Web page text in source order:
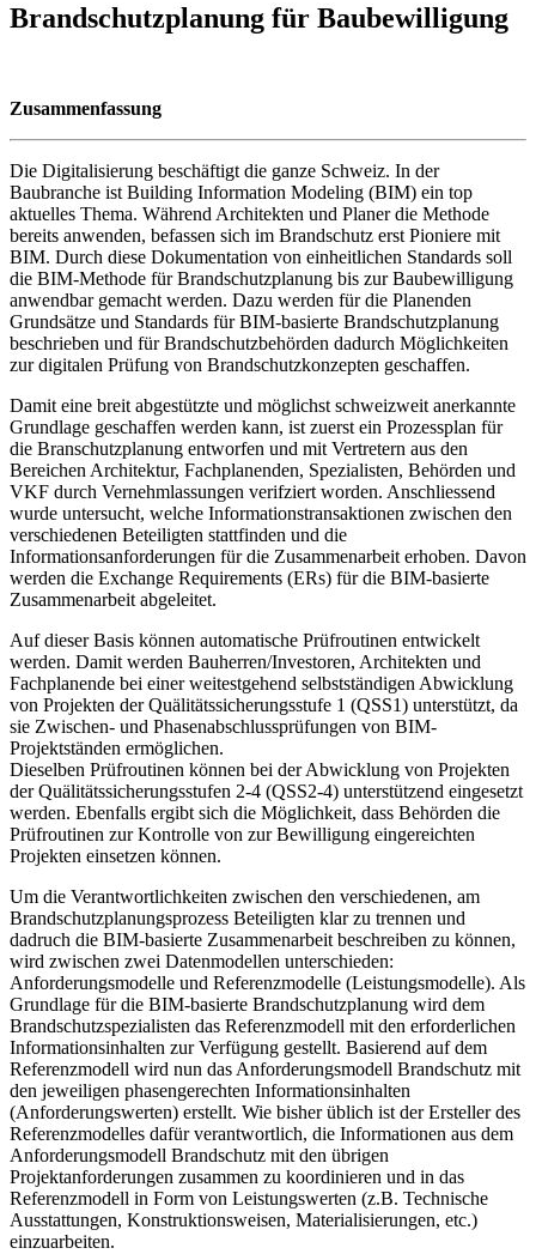
Brandschutzplanung für Baubewilligung
Zusammenfassung
Die Digitalisierung beschäftigt die ganze Schweiz. In der
Baubranche ist Building Information Modeling (BIM) ein top
aktuelles Thema. Während Architekten und Planer die Methode
bereits anwenden, befassen sich im Brandschutz erst Pioniere mit
BIM. Durch diese Dokumentation von einheitlichen Standards soll
die BIM-Methode für Brandschutzplanung bis zur Baubewilligung
anwendbar gemacht werden. Dazu werden für die Planenden
Grundsätze und Standards für BIM-basierte Brandschutzplanung
beschrieben und für Brandschutzbehörden dadurch Möglichkeiten
zur digitalen Prüfung von Brandschutzkonzepten geschaffen.
Damit eine breit abgestützte und möglichst schweizweit anerkannte
Grundlage geschaffen werden kann, ist zuerst ein Prozessplan für
die Branschutzplanung entworfen und mit Vertretern aus den
Bereichen Architektur, Fachplanenden, Spezialisten, Behörden und
VKF durch Vernehmlassungen verifziert worden. Anschliessend
wurde untersucht, welche Informationstransaktionen zwischen den
verschiedenen Beteiligten stattfinden und die
Informationsanforderungen für die Zusammenarbeit erhoben. Davon
werden die Exchange Requirements (ERs) für die BIM-basierte
Zusammenarbeit abgeleitet.
Auf dieser Basis können automatische Prüfroutinen entwickelt
werden. Damit werden Bauherren/Investoren, Architekten und
Fachplanende bei einer weitestgehend selbstständigen Abwicklung
von Projekten der Quälitätssicherungsstufe 1 (QSS1) unterstützt, da
sie Zwischen- und Phasenabschlussprüfungen von BIM-
Projektständen ermöglichen.
Dieselben Prüfroutinen können bei der Abwicklung von Projekten
der Quälitätssicherungsstufen 2-4 (QSS2-4) unterstützend eingesetzt
werden. Ebenfalls ergibt sich die Möglichkeit, dass Behörden die
Prüfroutinen zur Kontrolle von zur Bewilligung eingereichten
Projekten einsetzen können.
Um die Verantwortlichkeiten zwischen den verschiedenen, am
Brandschutzplanungsprozess Beteiligten klar zu trennen und
dadruch die BIM-basierte Zusammenarbeit beschreiben zu können,
wird zwischen zwei Datenmodellen unterschieden:
Anforderungsmodelle und Referenzmodelle (Leistungsmodelle). Als
Grundlage für die BIM-basierte Brandschutzplanung wird dem
Brandschutzspezialisten das Referenzmodell mit den erforderlichen
Informationsinhalten zur Verfügung gestellt. Basierend auf dem
Referenzmodell wird nun das Anforderungsmodell Brandschutz mit
den jeweiligen phasengerechten Informationsinhalten
(Anforderungswerten) erstellt. Wie bisher üblich ist der Ersteller des
Referenzmodelles dafür verantwortlich, die Informationen aus dem
Anforderungsmodell Brandschutz mit den übrigen
Projektanforderungen zusammen zu koordinieren und in das
Referenzmodell in Form von Leistungswerten (z.B. Technische
Ausstattungen, Konstruktionsweisen, Materialisierungen, etc.)
einzuarbeiten.